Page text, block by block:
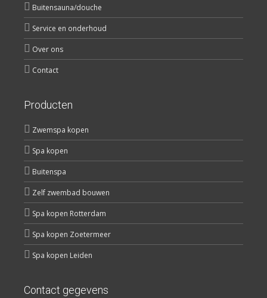
Buitensauna/douche
Service en onderhoud
Over ons
Contact
Producten
Zwemspa kopen
Spa kopen
Buitenspa
Zelf zwembad bouwen
Spa kopen Rotterdam
Spa kopen Zoetermeer
Spa kopen Leiden
Contact gegevens